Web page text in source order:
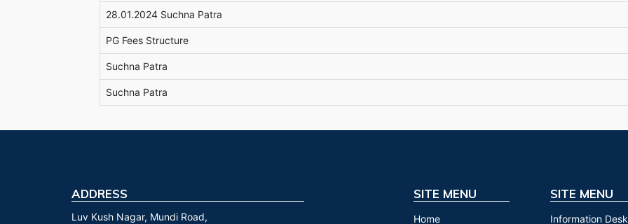
28.01.2024 Suchna Patra
PG Fees Structure
Suchna Patra
Suchna Patra
ADDRESS
Luv Kush Nagar, Mundi Road,
SITE MENU
Home
SITE MENU
Information Desk